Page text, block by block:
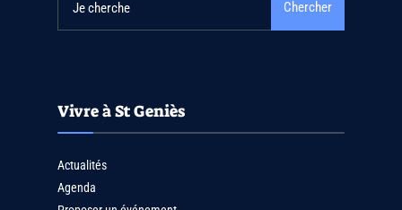
Chercher
Vivre à St Geniès
Actualités
Agenda